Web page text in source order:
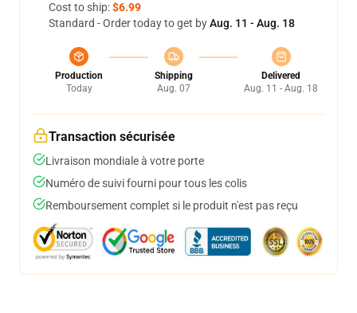
Cost to ship:$6.99
Standard - Order today to get byAug. 11 - Aug. 18
Production
Today
Shipping
Aug. 07
Delivered
Aug. 11 - Aug. 18
Transaction sécurisée
Livraison mondiale à votre porte
Numéro de suivi fourni pour tous les colis
Remboursement complet si le produit n'est pas reçu